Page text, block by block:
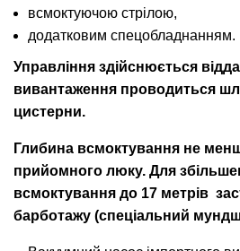
всмоктуючою стрілою,
додатковим спецобладнанням.
Управління здійснюється
вивантаження проводиться
цистерни.
Глибина всмоктування не
прийомного люку. Для
всмоктування до 17 метрів
барботажу (спеціальний